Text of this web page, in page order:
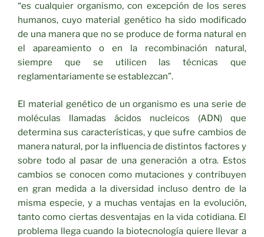
“es cualquier organismo, con excepción de los seres
humanos, cuyo material genético ha sido modificado
de una manera que no se produce de forma natural en
el apareamiento o en la recombinación natural,
siempre que se utilicen las técnicas que
reglamentariamente se establezcan”.
El material genético de un organismo es una serie de
moléculas llamadas ácidos nucleicos (ADN) que
determina sus características, y que sufre cambios de
manera natural, por la influencia de distintos factores y
sobre todo al pasar de una generación a otra. Estos
cambios se conocen como mutaciones y contribuyen
en gran medida a la diversidad incluso dentro de la
misma especie, y a muchas ventajas en la evolución,
tanto como ciertas desventajas en la vida cotidiana. El
problema llega cuando la biotecnología quiere llevar a